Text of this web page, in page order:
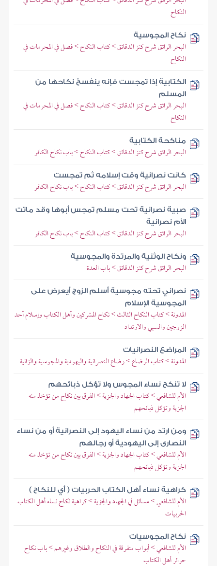
النكاح
نكاح المجوسية
البحر الرائق شرح كنز الدقائق > كتاب النكاح > فصل في المحرمات في
النكاح
الكتابية إذا تمجست فإنه ينفسخ نكاحها من
المسلم
البحر الرائق شرح كنز الدقائق > كتاب النكاح > فصل في المحرمات في
النكاح
مناكحة الكتابية
البحر الرائق شرح كنز الدقائق > كتاب النكاح > باب نكاح الكافر
كانت نصرانية وقت إسلامه ثم تمجست
البحر الرائق شرح كنز الدقائق > كتاب النكاح > باب نكاح الكافر
صبية نصرانية تحت مسلم تمجس أبوها وقد ماتت
الأم نصرانية
البحر الرائق شرح كنز الدقائق > كتاب النكاح > باب نكاح الكافر
ونكاح الوثنية والمرتدة والمجوسية
البحر الرائق شرح كنز الدقائق > باب العدة
نصراني تحته مجوسية أسلم الزوج أيعرض على
المجوسية الإسلام
المدونة > كتاب النكاح الثالث > نكاح المشركين وأهل الكتاب وإسلام أحد
الزوجين والسبي والارتداد
المراضع النصرانيات
المدونة > كتاب الرضاع > رضاع النصرانية واليهودية والمجوسية والزانية
لا تنكح نساء المجوس ولا تؤكل ذبائحهم
الأم للشافعي > كتاب الجهاد والجزية > الفرق بين نكاح من تؤخذ منه
الجزية وتؤكل ذبائحهم
ومن ارتد من نساء اليهود إلى النصرانية أو من نساء
النصارى إلى اليهودية أو رجالهم
الأم للشافعي > كتاب الجهاد والجزية > الفرق بين نكاح من تؤخذ منه
الجزية وتؤكل ذبائحهم
كراهية نساء أهل الكتاب الحربيات ( أي للنكاح )
الأم للشافعي > مسائل في الجهاد والجزية > كراهية نكاح نساء أهل الكتاب
الحربيات
نكاح المجوسيات
الأم للشافعي > أبواب متفرقة في النكاح والطلاق وغيرهم > باب نكاح
حرائر أهل الكتاب